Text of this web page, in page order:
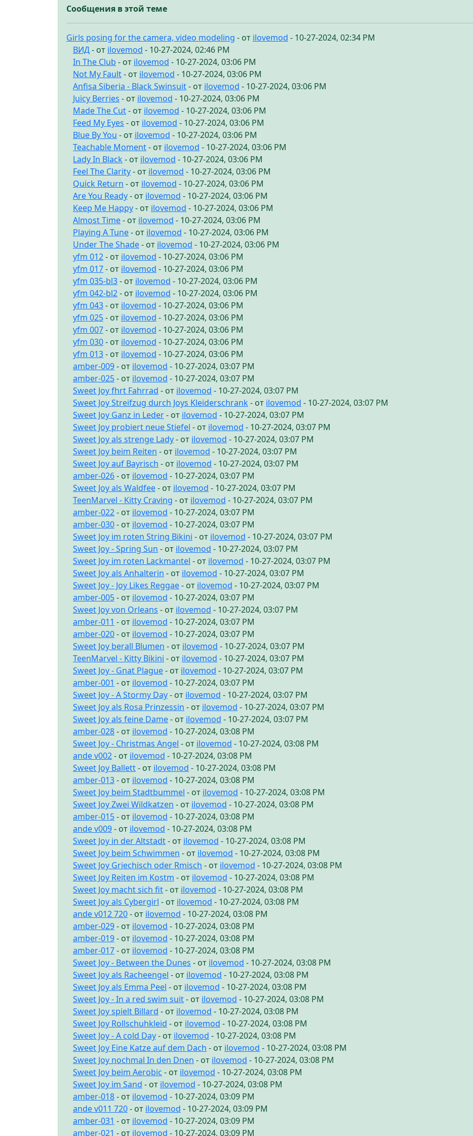
Сообщения в этой теме
Girls posing for the camera, video modeling - от ilovemod - 10-27-2024, 02:34 PM
ВИД- от ilovemod - 10-27-2024, 02:46 PM
In The Club - от ilovemod - 10-27-2024, 03:06 PM
Not My Fault- от ilovemod - 10-27-2024, 03:06 PM
Anfisa Siberia - Black Swinsuit- от ilovemod - 10-27-2024, 03:06 PM
Juicy Berries - от ilovemod - 10-27-2024, 03:06 PM
Made The Cut- от ilovemod - 10-27-2024, 03:06 PM
Feed My Eyes - от ilovemod - 10-27-2024, 03:06 PM
Blue By You - от ilovemod - 10-27-2024, 03:06 PM
Teachable Moment- от ilovemod - 10-27-2024, 03:06 PM
Lady In Black - от ilovemod - 10-27-2024, 03:06 PM
Feel The Clarity- от ilovemod - 10-27-2024, 03:06 PM
Quick Return - от ilovemod - 10-27-2024, 03:06 PM
Are You Ready- от ilovemod - 10-27-2024, 03:06 PM
Keep Me Happy- от ilovemod - 10-27-2024, 03:06 PM
Almost Time- от ilovemod - 10-27-2024, 03:06 PM
Playing A Tune- от ilovemod - 10-27-2024, 03:06 PM
Under The Shade- от ilovemod - 10-27-2024, 03:06 PM
yfm 012- от ilovemod - 10-27-2024, 03:06 PM
yfm 017- от ilovemod - 10-27-2024, 03:06 PM
yfm 035-bl3- от ilovemod - 10-27-2024, 03:06 PM
yfm 042-bl2- от ilovemod - 10-27-2024, 03:06 PM
yfm 043- от ilovemod - 10-27-2024, 03:06 PM
yfm 025- от ilovemod - 10-27-2024, 03:06 PM
yfm 007- от ilovemod - 10-27-2024, 03:06 PM
yfm 030- от ilovemod - 10-27-2024, 03:06 PM
yfm 013- от ilovemod - 10-27-2024, 03:06 PM
amber-009- от ilovemod - 10-27-2024, 03:07 PM
amber-025- от ilovemod - 10-27-2024, 03:07 PM
Sweet Joy fhrt Fahrrad - от ilovemod - 10-27-2024, 03:07 PM
Sweet Joy Streifzug durch Joys Kleiderschrank - от ilovemod - 10-27-2024, 03:07 PM
Sweet Joy Ganz in Leder- от ilovemod - 10-27-2024, 03:07 PM
Sweet Joy probiert neue Stiefel - от ilovemod - 10-27-2024, 03:07 PM
Sweet Joy als strenge Lady- от ilovemod - 10-27-2024, 03:07 PM
Sweet Joy beim Reiten - от ilovemod - 10-27-2024, 03:07 PM
Sweet Joy auf Bayrisch - от ilovemod - 10-27-2024, 03:07 PM
amber-026- от ilovemod - 10-27-2024, 03:07 PM
Sweet Joy als Waldfee- от ilovemod - 10-27-2024, 03:07 PM
TeenMarvel - Kitty Craving - от ilovemod - 10-27-2024, 03:07 PM
amber-022- от ilovemod - 10-27-2024, 03:07 PM
amber-030- от ilovemod - 10-27-2024, 03:07 PM
Sweet Joy im roten String Bikini - от ilovemod - 10-27-2024, 03:07 PM
Sweet Joy - Spring Sun - от ilovemod - 10-27-2024, 03:07 PM
Sweet Joy im roten Lackmantel - от ilovemod - 10-27-2024, 03:07 PM
Sweet Joy als Anhalterin - от ilovemod - 10-27-2024, 03:07 PM
Sweet Joy - Joy Likes Reggae- от ilovemod - 10-27-2024, 03:07 PM
amber-005- от ilovemod - 10-27-2024, 03:07 PM
Sweet Joy von Orleans - от ilovemod - 10-27-2024, 03:07 PM
amber-011 - от ilovemod - 10-27-2024, 03:07 PM
amber-020- от ilovemod - 10-27-2024, 03:07 PM
Sweet Joy berall Blumen - от ilovemod - 10-27-2024, 03:07 PM
TeenMarvel - Kitty Bikini - от ilovemod - 10-27-2024, 03:07 PM
Sweet Joy - Gnat Plague- от ilovemod - 10-27-2024, 03:07 PM
amber-001 - от ilovemod - 10-27-2024, 03:07 PM
Sweet Joy - A Stormy Day- от ilovemod - 10-27-2024, 03:07 PM
Sweet Joy als Rosa Prinzessin - от ilovemod - 10-27-2024, 03:07 PM
Sweet Joy als feine Dame- от ilovemod - 10-27-2024, 03:07 PM
amber-028- от ilovemod - 10-27-2024, 03:08 PM
Sweet Joy - Christmas Angel - от ilovemod - 10-27-2024, 03:08 PM
ande v002- от ilovemod - 10-27-2024, 03:08 PM
Sweet Joy Ballett- от ilovemod - 10-27-2024, 03:08 PM
amber-013- от ilovemod - 10-27-2024, 03:08 PM
Sweet Joy beim Stadtbummel - от ilovemod - 10-27-2024, 03:08 PM
Sweet Joy Zwei Wildkatzen - от ilovemod - 10-27-2024, 03:08 PM
amber-015- от ilovemod - 10-27-2024, 03:08 PM
ande v009- от ilovemod - 10-27-2024, 03:08 PM
Sweet Joy in der Altstadt- от ilovemod - 10-27-2024, 03:08 PM
Sweet Joy beim Schwimmen - от ilovemod - 10-27-2024, 03:08 PM
Sweet Joy Griechisch oder Rmisch - от ilovemod - 10-27-2024, 03:08 PM
Sweet Joy Reiten im Kostm - от ilovemod - 10-27-2024, 03:08 PM
Sweet Joy macht sich fit- от ilovemod - 10-27-2024, 03:08 PM
Sweet Joy als Cybergirl - от ilovemod - 10-27-2024, 03:08 PM
ande v012 720- от ilovemod - 10-27-2024, 03:08 PM
amber-029- от ilovemod - 10-27-2024, 03:08 PM
amber-019- от ilovemod - 10-27-2024, 03:08 PM
amber-017- от ilovemod - 10-27-2024, 03:08 PM
Sweet Joy - Between the Dunes - от ilovemod - 10-27-2024, 03:08 PM
Sweet Joy als Racheengel - от ilovemod - 10-27-2024, 03:08 PM
Sweet Joy als Emma Peel - от ilovemod - 10-27-2024, 03:08 PM
Sweet Joy - In a red swim suit- от ilovemod - 10-27-2024, 03:08 PM
Sweet Joy spielt Billard - от ilovemod - 10-27-2024, 03:08 PM
Sweet Joy Rollschuhkleid - от ilovemod - 10-27-2024, 03:08 PM
Sweet Joy - A cold Day- от ilovemod - 10-27-2024, 03:08 PM
Sweet Joy Eine Katze auf dem Dach - от ilovemod - 10-27-2024, 03:08 PM
Sweet Joy nochmal In den Dnen - от ilovemod - 10-27-2024, 03:08 PM
Sweet Joy beim Aerobic - от ilovemod - 10-27-2024, 03:08 PM
Sweet Joy im Sand - от ilovemod - 10-27-2024, 03:08 PM
amber-018- от ilovemod - 10-27-2024, 03:09 PM
ande v011 720- от ilovemod - 10-27-2024, 03:09 PM
amber-031 - от ilovemod - 10-27-2024, 03:09 PM
amber-021 - от ilovemod - 10-27-2024, 03:09 PM